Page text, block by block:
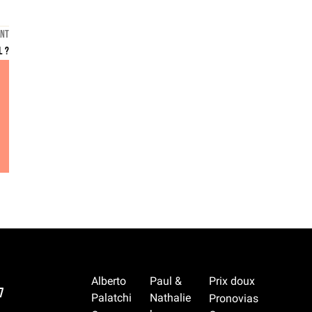
?
Alberto
Palatchi
Paul &
Nathalie
Prix doux
Pronovias